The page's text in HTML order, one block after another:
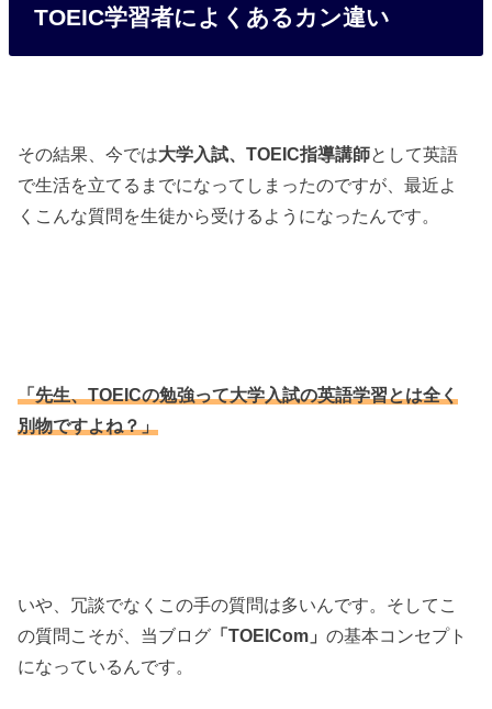
TOEIC学習者によくあるカン違い
その結果、今では大学入試、TOEIC指導講師として英語
で生活を立てるまでになってしまったのですが、最近よ
くこんな質問を生徒から受けるようになったんです。
「先生、TOEICの勉強って大学入試の英語学習とは全く
別物ですよね？」
いや、冗談でなくこの手の質問は多いんです。そしてこ
の質問こそが、当ブログ 「TOEICom」の基本コンセプト
になっているんです。